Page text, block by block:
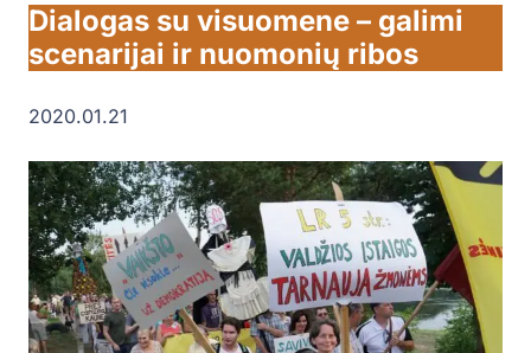
Dialogas su visuomene – galimi
scenarijai ir nuomonių ribos
2020.01.21